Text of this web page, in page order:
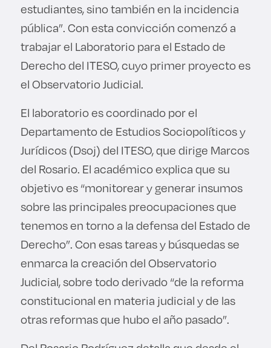
estudiantes, sino también en la incidencia
pública”. Con esta convicción comenzó a
trabajar el Laboratorio para el Estado de
Derecho del ITESO, cuyo primer proyecto es
el Observatorio Judicial.
El laboratorio es coordinado por el
Departamento de Estudios Sociopolíticos y
Jurídicos (Dsoj) del ITESO, que dirige Marcos
del Rosario. El académico explica que su
objetivo es “monitorear y generar insumos
sobre las principales preocupaciones que
tenemos en torno a la defensa del Estado de
Derecho”. Con esas tareas y búsquedas se
enmarca la creación del Observatorio
Judicial, sobre todo derivado “de la reforma
constitucional en materia judicial y de las
otras reformas que hubo el año pasado”.